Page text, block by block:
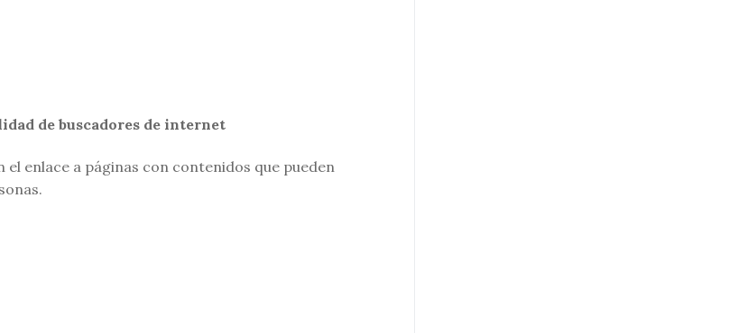
de buscadores de internet
enlace a páginas con contenidos que pueden